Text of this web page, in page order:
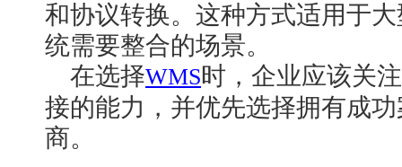
和协议转换。这种方式适用于
统需要整合的场景。
在选择WMS时，企业应该关
接的能力，并优先选择拥有成
商。